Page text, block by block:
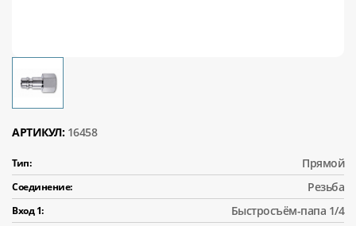
АРТИКУЛ: 16458
Тип: Прямой
Соединение: Резьба
Вход 1: Быстросъём-папа 1/4